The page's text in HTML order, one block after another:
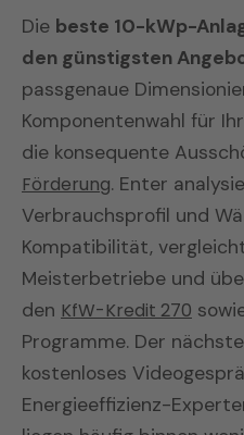
Die beste 10-kWp-
den günstigsten
passgenaue
Komponentenwahl für
die konsequente
Förderung. Enter
Verbrauchsprofil und
Kompatibilität,
Meisterbetriebe und
den KfW-Kredit 270
Programme. Der
kostenloses
Energieeffizienz-